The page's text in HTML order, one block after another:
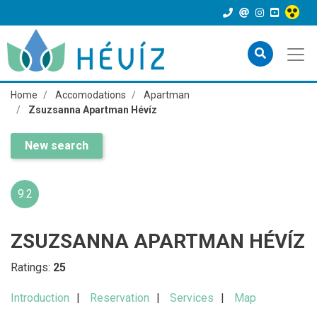
Home Accomodations
Apartman
Zsuzsanna Apartman Hévíz
New search
9.2
ZSUZSANNA APARTMAN HÉVÍZ
Ratings: 25
Introduction Reservation Services Map